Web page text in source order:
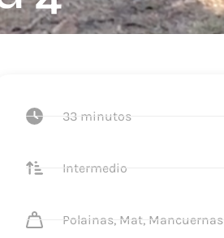
33 minutos
Intermedio
Polainas, Mat, Mancuernas